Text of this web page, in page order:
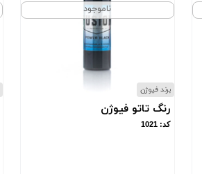
ناموجود
برند فیوژن
رنگ تاتو فیوژن
کد: 1021